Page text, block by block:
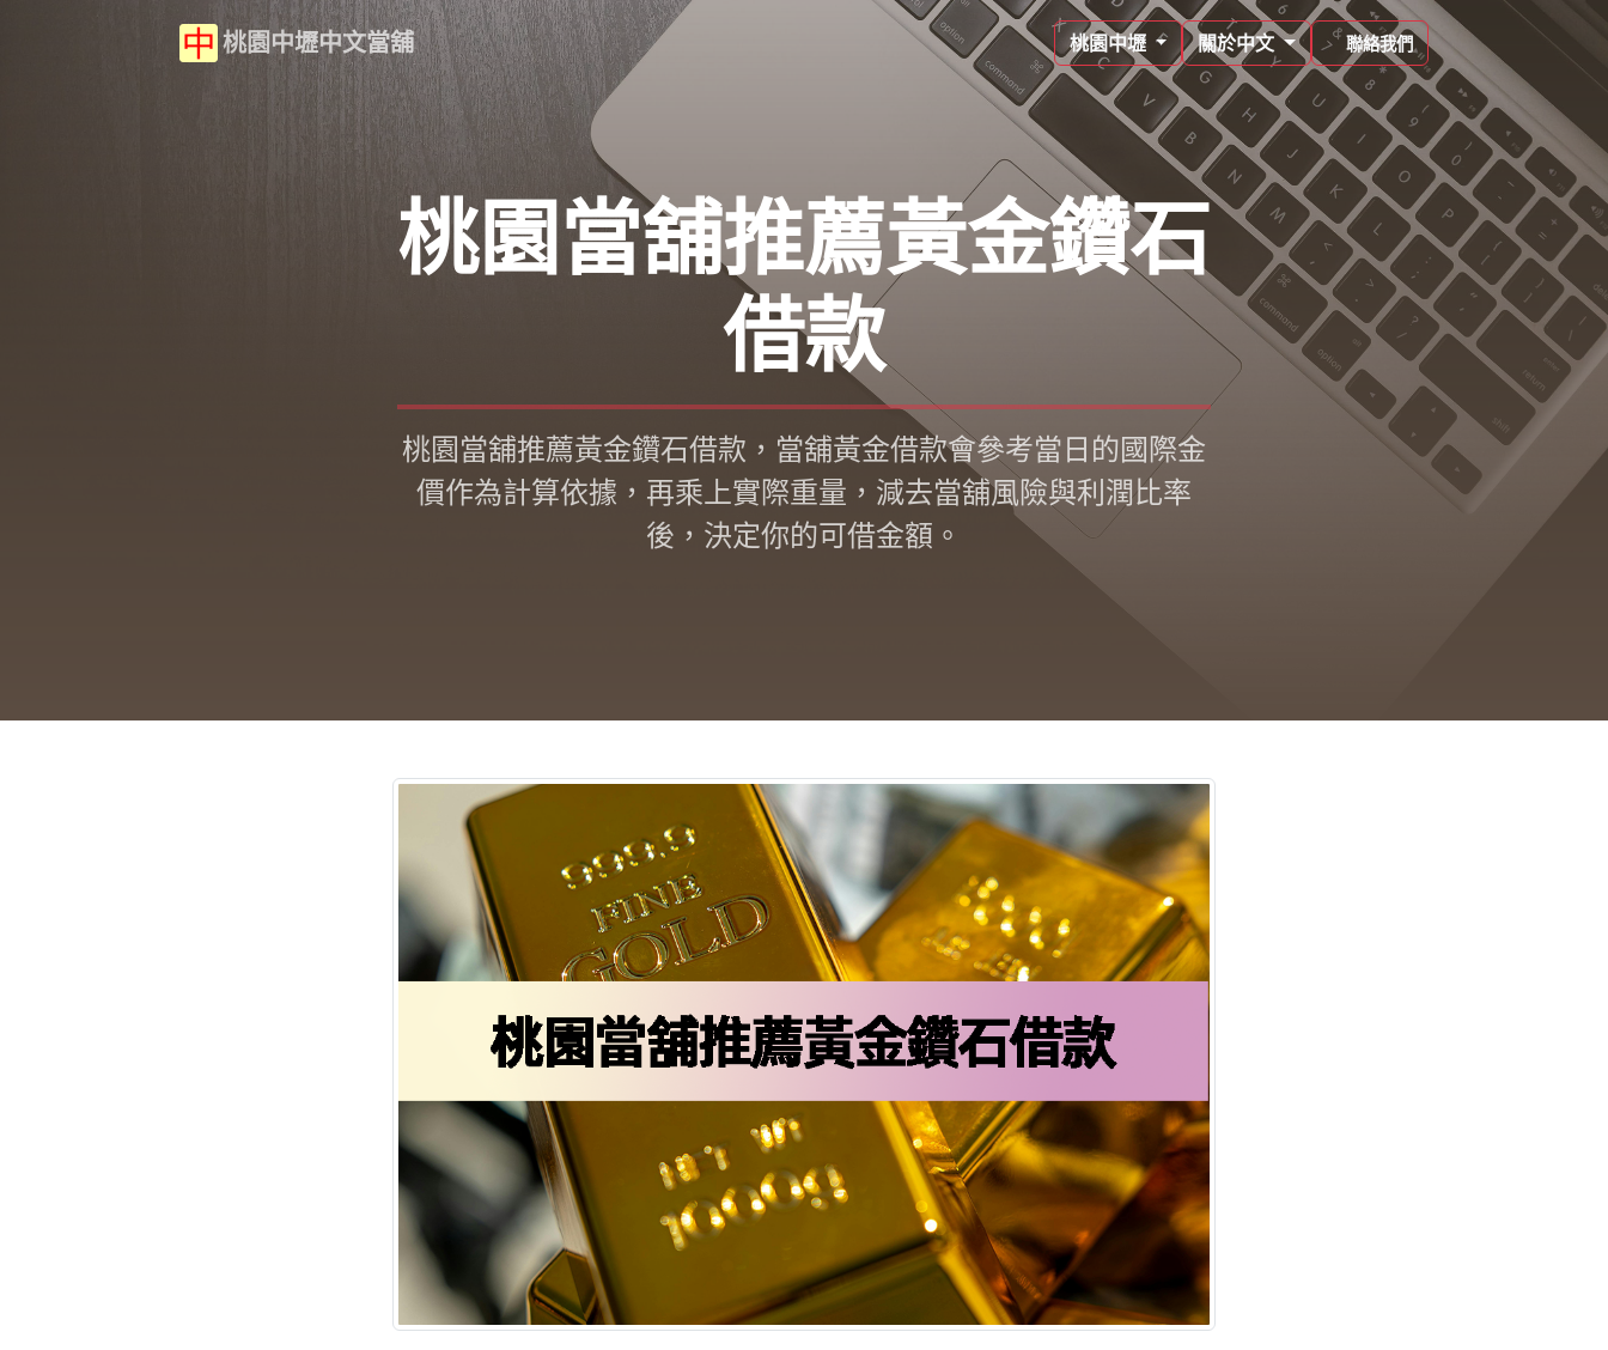
桃園中壢中文當舖 桃園中壢 關於中文 聯絡我們
桃園當舖推薦黃金鑽石
借款
桃園當舖推薦黃金鑽石借款，當舖黃金借款會參考當日的國際金
價作為計算依據，再乘上實際重量，減去當舖風險與利潤比率
後，決定你的可借金額。